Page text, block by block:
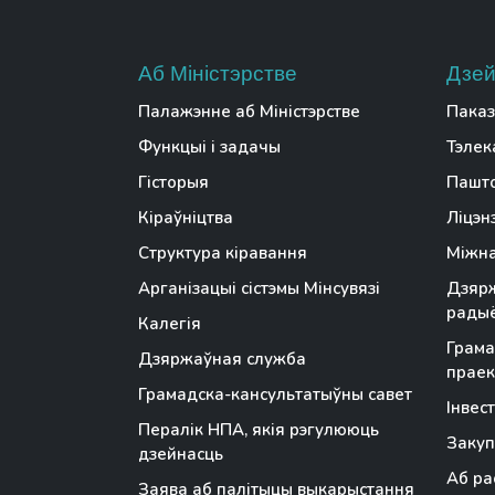
Аб Міністэрстве
Палажэнне аб Міністэрстве
Функцыі і задачы
Гісторыя
Кіраўніцтва
Структура кіравання
Арганізацыі сістэмы Мінсувязі
Калегія
Дзяржаўная служба
Грамадска-кансультатыўны савет
Пералік НПА, якія рэгулююць
дзейнасць
Заява аб палітыцы выкарыстання
Аб